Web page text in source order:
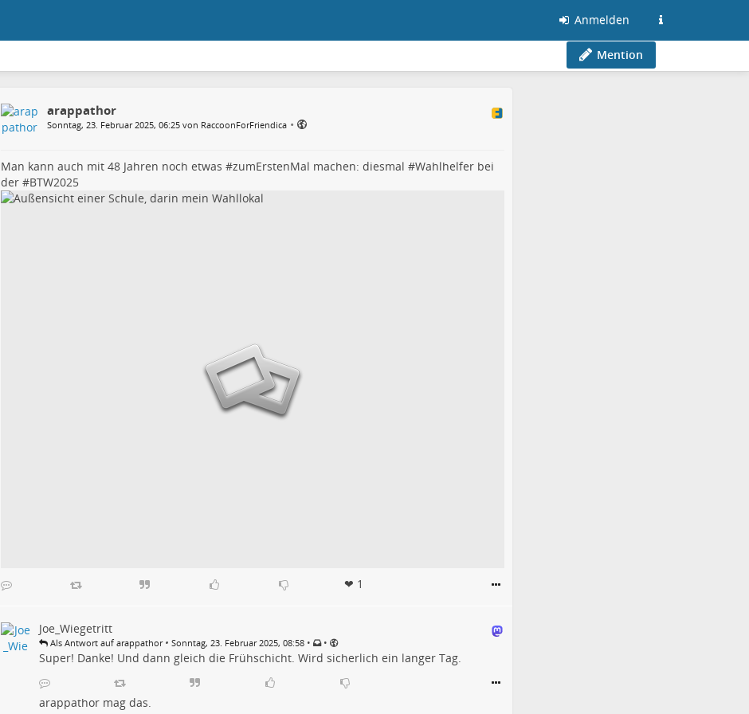
Anmelden
Mention
arappathor
Sonntag, 23. Februar 2025, 06:25 von RaccoonForFriendica •
Man kann auch mit 48 Jahren noch etwas #zumErstenMal machen: diesmal #Wahlhelferbei
der #BTW2025
❤ 1
Joe_Wiegetritt
Als Antwort auf arappathor • Sonntag, 23. Februar 2025, 08:58 • •
Super! Danke! Und dann gleich die Frühschicht. Wird sicherlich ein langer Tag.
arappathormag das.